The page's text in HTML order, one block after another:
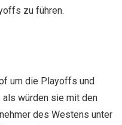
zu führen.
um die Playoffs und
würden sie mit den
des Westens unter